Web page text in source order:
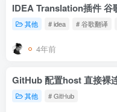
IDEA Translation插件 谷
其他 # idea # 谷歌翻译
4年前
GitHub 配置host 直接裸
其他 # GitHub